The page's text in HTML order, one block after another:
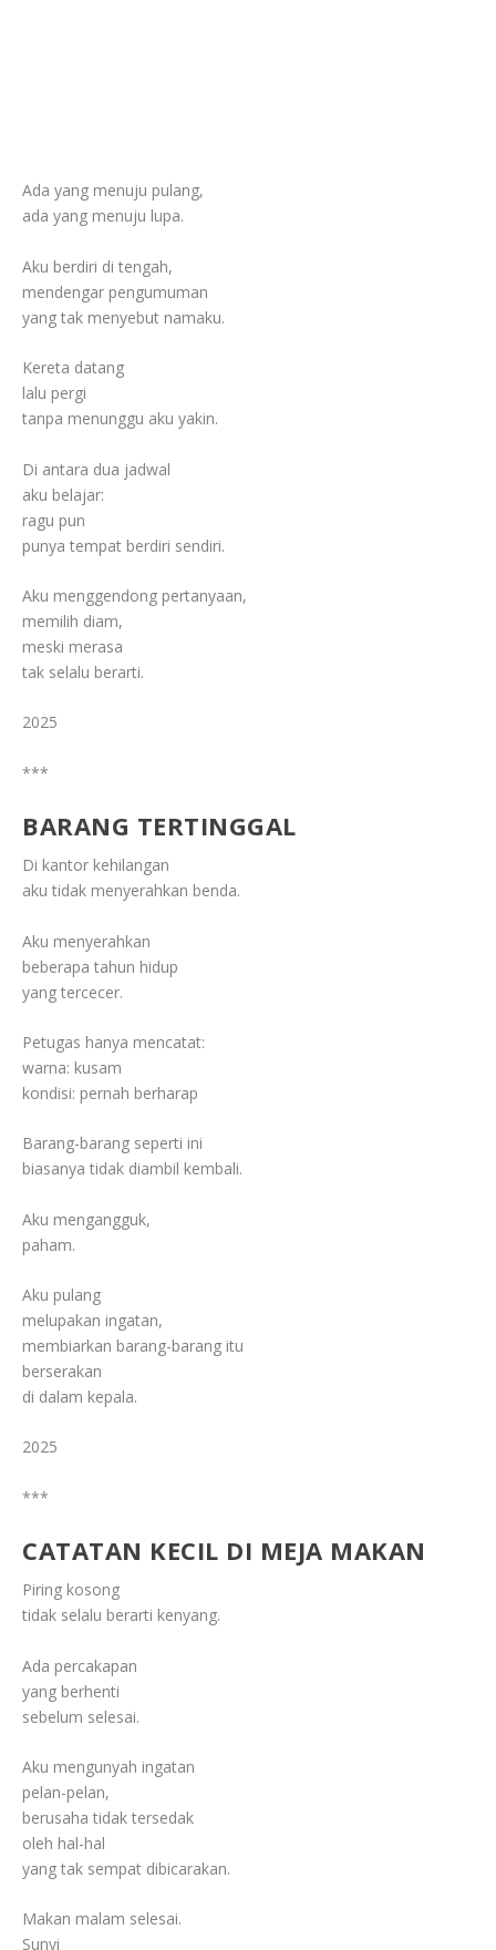
Ada yang menuju pulang,
ada yang menuju lupa.
Aku berdiri di tengah,
mendengar pengumuman
yang tak menyebut namaku.
Kereta datang
lalu pergi
tanpa menunggu aku yakin.
Di antara dua jadwal
aku belajar:
ragu pun
punya tempat berdiri sendiri.
Aku menggendong pertanyaan,
memilih diam,
meski merasa
tak selalu berarti.
2025
***
BARANG TERTINGGAL
Di kantor kehilangan
aku tidak menyerahkan benda.
Aku menyerahkan
beberapa tahun hidup
yang tercecer.
Petugas hanya mencatat:
warna: kusam
kondisi: pernah berharap
Barang-barang seperti ini
biasanya tidak diambil kembali.
Aku mengangguk,
paham.
Aku pulang
melupakan ingatan,
membiarkan barang-barang itu
berserakan
di dalam kepala.
2025
***
CATATAN KECIL DI MEJA MAKAN
Piring kosong
tidak selalu berarti kenyang.
Ada percakapan
yang berhenti
sebelum selesai.
Aku mengunyah ingatan
pelan-pelan,
berusaha tidak tersedak
oleh hal-hal
yang tak sempat dibicarakan.
Makan malam selesai.
Sunyi